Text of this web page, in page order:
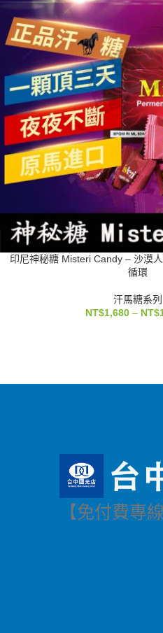
印尼神秘糖 Misteri Candy – 沙漠
循環
汗馬糖系列
NT$1,680 – NT$
【免付費專線